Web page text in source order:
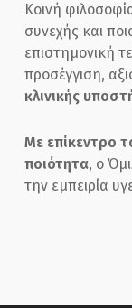
Κοινή
συνεχής και
επιστημονική
προσέγγιση,
κλινικής
Με επίκεντρο
ποιότητα, ο
την εμπειρία